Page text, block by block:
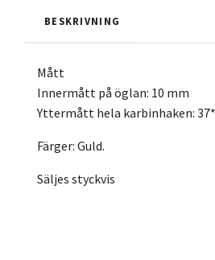
BESKRIVNING
Mått
Innermått på öglan: 10 mm
Yttermått hela karbinhaken:
Färger: Guld.
Säljes styckvis